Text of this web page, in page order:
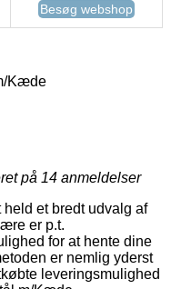
Besøg webshop
Kæde
på 14 anmeldelser
et bredt udvalg af
er p.t.
for at hente dine
er nemlig yderst
leveringsmulighed